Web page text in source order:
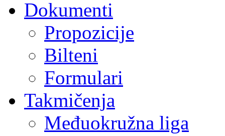
Dokumenti
Propozicije
Bilteni
Formulari
Takmičenja
Međuokružna liga